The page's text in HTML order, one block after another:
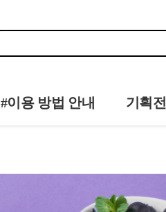
#이용 방법 안내 기획전